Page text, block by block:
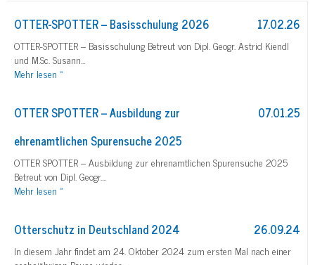
OTTER-SPOTTER – Basisschulung 2026
OTTER-SPOTTER – Basisschulung Betreut von Dipl. Geogr. Astrid Kiendl
und M.Sc. Susann...
Mehr lesen »
17.02.26
OTTER SPOTTER – Ausbildung zur
ehrenamtlichen Spurensuche 2025
OTTER SPOTTER – Ausbildung zur ehrenamtlichen Spurensuche 2025
Betreut von Dipl. Geogr....
Mehr lesen »
07.01.25
Otterschutz in Deutschland 2024
In diesem Jahr findet am 24. Oktober 2024 zum ersten Mal nach einer
26.09.24